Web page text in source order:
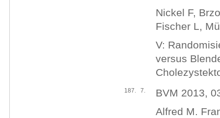
Nickel F,
Fischer L,
V:
versus
187. 7.
BVM 2013,
Alfred M.